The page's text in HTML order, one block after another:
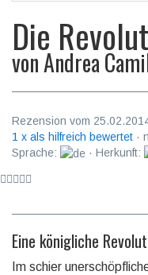
Die
vonAndrea
Rezension vom
1 x als hilfreich bewertet ·
Sprache:
· Herkunft:
Eine königliche
Im schier